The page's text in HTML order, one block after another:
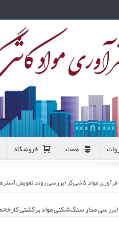
همت فروشگاه
روند تعویض آسترهای آسیاهای نیمه خودشکن فاز ۱ و
مدار سنگ‌شکنی مواد برگشتی کارخانه